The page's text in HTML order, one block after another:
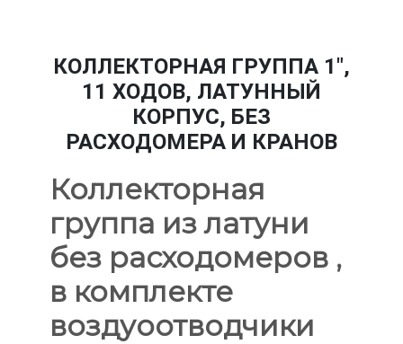
КОЛЛЕКТОРНАЯ ГРУППА 1",
11 ХОДОВ, ЛАТУННЫЙ
КОРПУС, БЕЗ
РАСХОДОМЕРА И КРАНОВ
Коллекторная
группа из латуни
без расходомеров ,
в комплекте
воздуоотводчики